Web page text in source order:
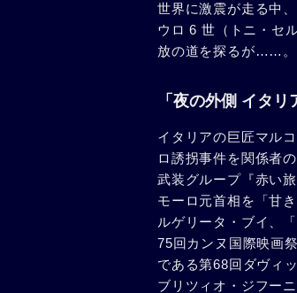
世界に激震が走る中
ウロ 6 世（トニ・セ
放の道を探るが……。
「夜の外側 イタ
イタリアの巨匠マル
ロ誘拐事件を関係者
武装グループ『赤い
モーロ元首相を「甘
ルゲリータ・ブイ、
75回カンヌ国際映画
である第68回ダヴィ
ブリツィオ・ジフー